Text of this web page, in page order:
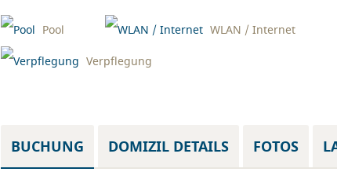
Pool WLAN / Internet
Verpflegung
BUCHUNG DOMIZIL DETAILS FOTOS